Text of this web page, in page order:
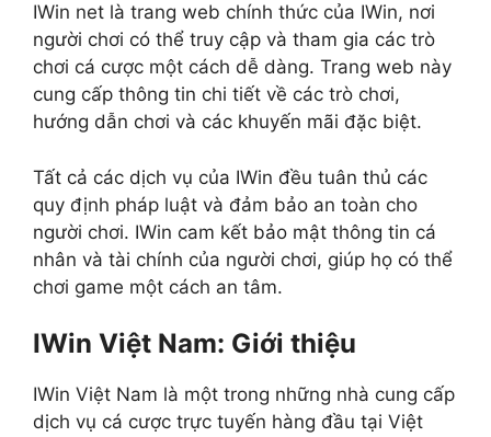
IWin net là trang web chính thức của IWin, nơi
người chơi có thể truy cập và tham gia các trò
chơi cá cược một cách dễ dàng. Trang web này
cung cấp thông tin chi tiết về các trò chơi,
hướng dẫn chơi và các khuyến mãi đặc biệt.
Tất cả các dịch vụ của IWin đều tuân thủ các
quy định pháp luật và đảm bảo an toàn cho
người chơi. IWin cam kết bảo mật thông tin cá
nhân và tài chính của người chơi, giúp họ có thể
chơi game một cách an tâm.
IWin Việt Nam: Giới thiệu
IWin Việt Nam là một trong những nhà cung cấp
dịch vụ cá cược trực tuyến hàng đầu tại Việt